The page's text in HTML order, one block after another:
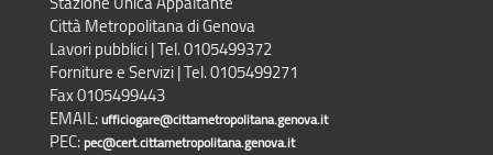
Città Metropolitana di Genova
Lavori pubblici | Tel. 0105499372
Forniture e Servizi | Tel. 0105499271
Fax 0105499443
EMAIL:ufficiogare@cittametropolitana.genova.it
PEC:pec@cert.cittametropolitana.genova.it